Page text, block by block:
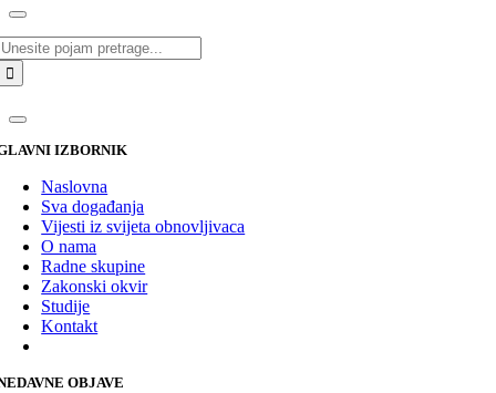
IZBORNIK
Naslovna
Sva događanja
Vijesti iz svijeta obnovljivaca
O nama
Radne skupine
Zakonski okvir
Studije
Kontakt
OBJAVE